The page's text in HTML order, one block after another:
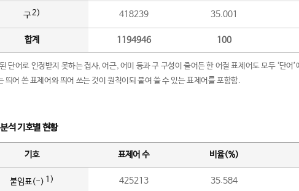
구2) 418239 35.001
합계 1194946 100
단어로 인정받지 못하는 접사, 어근, 어미 등과 구 구성이 줄어든 한 어절 표제어도 모두 ‘단어
띄어 쓴 표제어와 띄어 쓰는 것이 원칙이되 붙여 쓸 수 있는 표제어를 포함함.
석 기호별 현황
기호 표제어 수 비율(%)
붙임표(-) 1) 425213 35.584